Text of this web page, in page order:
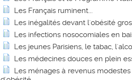
Les Français ruminent...
Les inégalités devant l'obésité
Les infections nosocomiales en
Les jeunes Parisiens, le tabac,
Les médecines douces en plein
Les ménages à revenus